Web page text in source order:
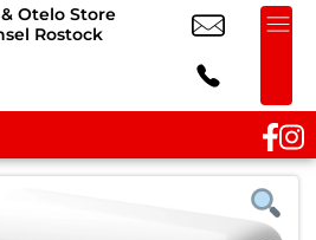
Otelo Store
Rostock